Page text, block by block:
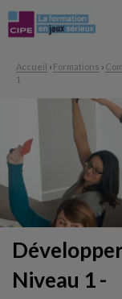
Accueil › Formations ›
1
Niveau 1 -